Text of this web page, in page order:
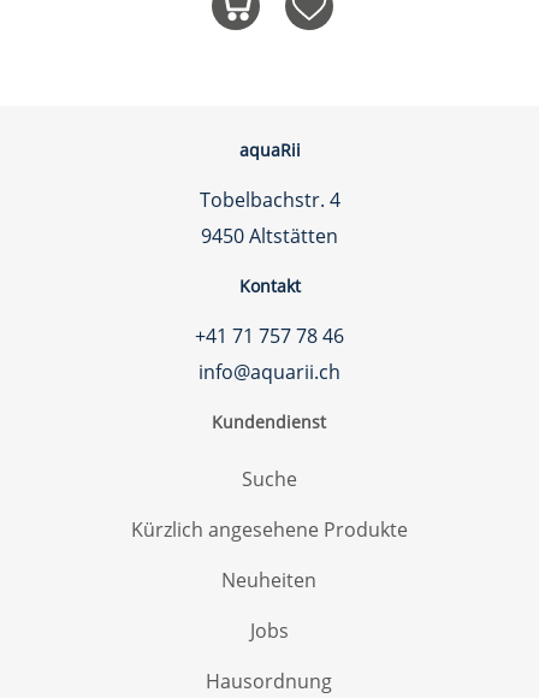
aquaRii
Tobelbachstr. 4
9450 Altstätten
Kontakt
+41 71 757 78 46
info@aquarii.ch
Kundendienst
Suche
Kürzlich angesehene Produkte
Neuheiten
Jobs
Hausordnung